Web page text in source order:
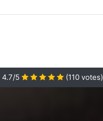
4.7/5 (110 votes)